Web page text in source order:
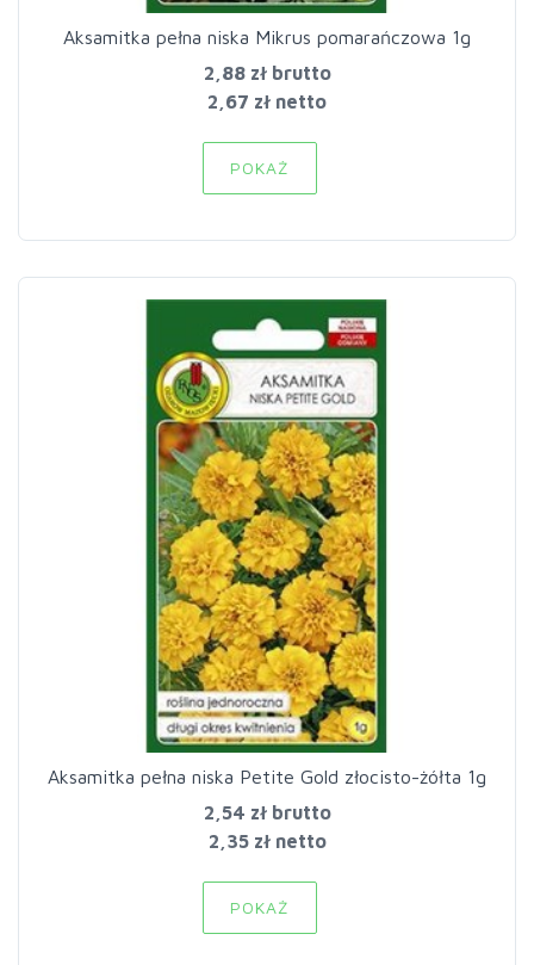
Aksamitka pełna niska Mikrus pomarańczowa 1g
2,88 złbrutto
2,67 zł netto
POKAŻ
Aksamitka pełna niska Petite Gold złocisto-żółta 1g
2,54 złbrutto
2,35 zł netto
POKAŻ